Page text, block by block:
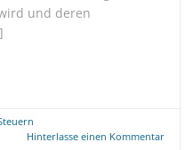
und deren
Hinterlasse einen Kommentar